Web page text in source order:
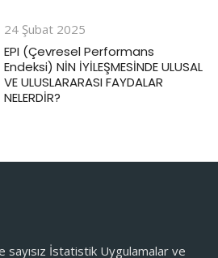
24 Şubat 2025
EPI (Çevresel Performans
Endeksi) NİN İYİLEŞMESİNDE ULUSAL
VE ULUSLARARASI FAYDALAR
NELERDİR?
İstatistik Uygulamalar ve